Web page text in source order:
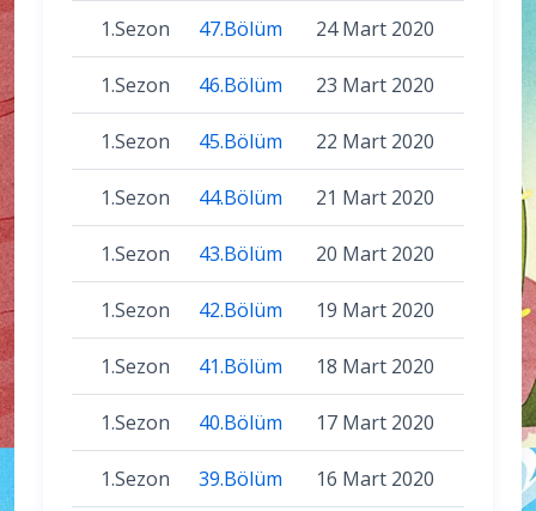
1.Sezon 47.Bölüm 24 Mart 2020
1.Sezon 46.Bölüm 23 Mart 2020
1.Sezon 45.Bölüm 22 Mart 2020
1.Sezon 44.Bölüm 21 Mart 2020
1.Sezon 43.Bölüm 20 Mart 2020
1.Sezon 42.Bölüm 19 Mart 2020
1.Sezon 41.Bölüm 18 Mart 2020
1.Sezon 40.Bölüm 17 Mart 2020
1.Sezon 39.Bölüm 16 Mart 2020